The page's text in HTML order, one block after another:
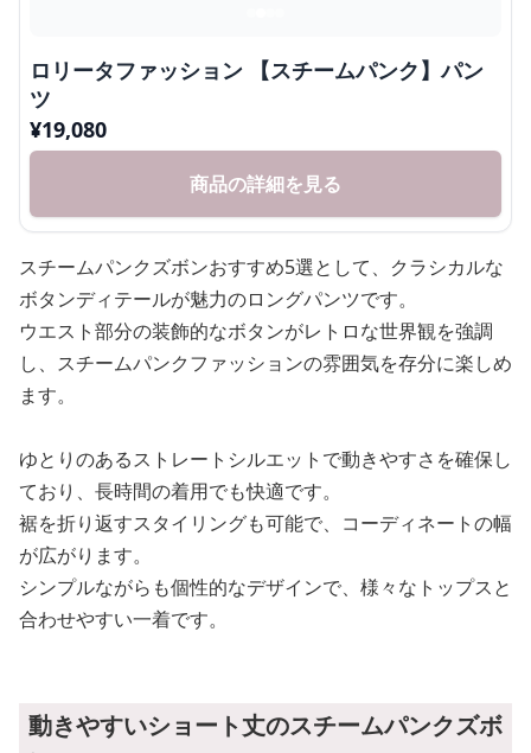
ロリータファッション 【スチームパンク】パン
ツ
¥19,080
商品の詳細を見る
スチームパンクズボンおすすめ5選として、クラシカルな
ボタンディテールが魅力のロングパンツです。
ウエスト部分の装飾的なボタンがレトロな世界観を強調
し、スチームパンクファッションの雰囲気を存分に楽しめ
ます。
ゆとりのあるストレートシルエットで動きやすさを確保し
ており、長時間の着用でも快適です。
裾を折り返すスタイリングも可能で、コーディネートの幅
が広がります。
シンプルながらも個性的なデザインで、様々なトップスと
合わせやすい一着です。
動きやすいショート丈のスチームパンクズボ